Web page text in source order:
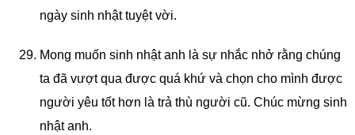
ngày sinh nhật tuyệt vời.
Mong muốn sinh nhật anh là sự nhắc nhở rằng chúng
ta đã vượt qua được quá khứ và chọn cho mình được
người yêu tốt hơn là trả thù người cũ. Chúc mừng sinh
nhật anh.